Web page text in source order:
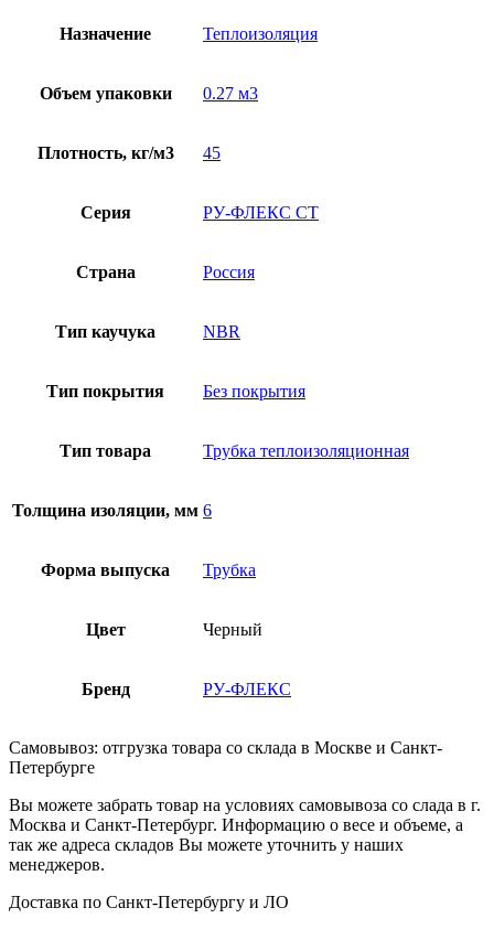
Назначение Теплоизоляция
Объем упаковки 0.27 м3
Плотность, кг/м3 45
Серия РУ-ФЛЕКС СТ
Страна Россия
Тип каучука NBR
Тип покрытия Без покрытия
Тип товара Трубка теплоизоляционная
Толщина изоляции, мм 6
Форма выпуска Трубка
Цвет Черный
Бренд РУ-ФЛЕКС
Самовывоз: отгрузка товара со склада в Москве и Санкт-
Петербурге
Вы можете забрать товар на условиях самовывоза со слада в г.
Москва и Санкт-Петербург. Информацию о весе и объеме, а
так же адреса складов Вы можете уточнить у наших
менеджеров.
Доставка по Санкт-Петербургу и ЛО